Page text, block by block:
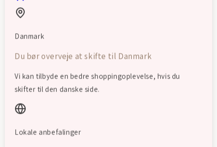
Danmark
Du bør overveje at skifte til Danmark
Vi kan tilbyde en bedre shoppingoplevelse, hvis du
skifter til den danske side.
Lokale anbefalinger